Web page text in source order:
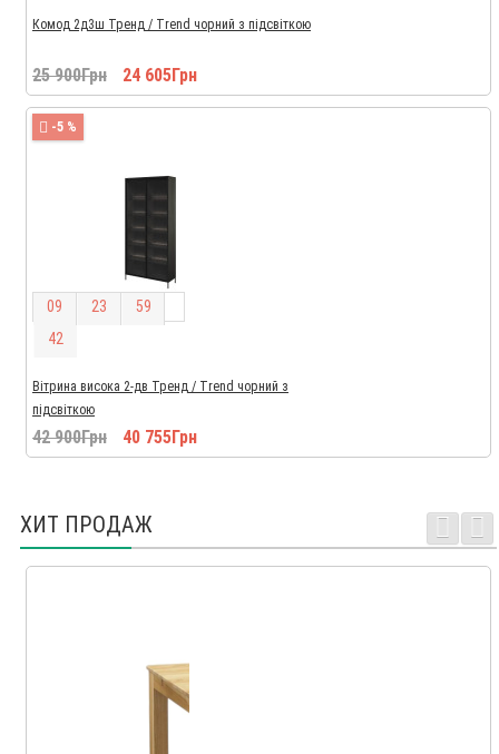
Комод 2д3ш Тренд / Trend чорний з підсвіткою
25 900Грн 24 605Грн
-5 %
09 23 59
41
Вітрина висока 2-дв Тренд / Trend чорний з
підсвіткою
42 900Грн 40 755Грн
ХИТ ПРОДАЖ